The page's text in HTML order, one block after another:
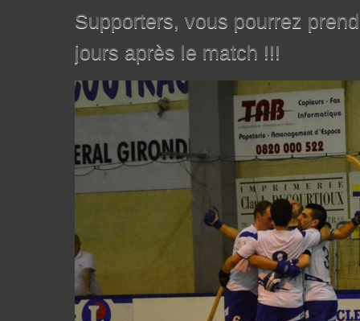
Supporters, vous pourrez
jours après le match !!!